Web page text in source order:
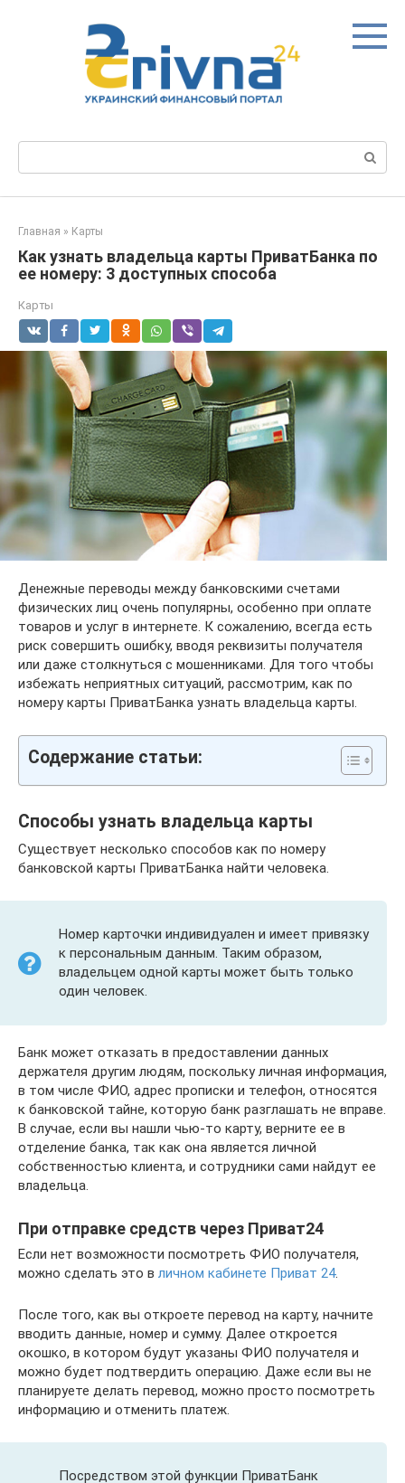
Поиск:
Главная » Карты
Как узнать владельца карты ПриватБанка по
ее номеру: 3 доступных способа
Карты
Денежные переводы между банковскими счетами
физических лиц очень популярны, особенно при оплате
товаров и услуг в интернете. К сожалению, всегда есть
риск совершить ошибку, вводя реквизиты получателя
или даже столкнуться с мошенниками. Для того чтобы
избежать неприятных ситуаций, рассмотрим, как по
номеру карты ПриватБанка узнать владельца карты.
Содержание статьи:
Способы узнать владельца карты
Существует несколько способов как по номеру
банковской карты ПриватБанка найти человека.
Номер карточки индивидуален и имеет привязку
к персональным данным. Таким образом,
владельцем одной карты может быть только
один человек.
Банк может отказать в предоставлении данных
держателя другим людям, поскольку личная информация,
в том числе ФИО, адрес прописки и телефон, относятся
к банковской тайне, которую банк разглашать не вправе.
В случае, если вы нашли чью-то карту, верните ее в
отделение банка, так как она является личной
собственностью клиента, и сотрудники сами найдут ее
владельца.
При отправке средств через Приват24
Если нет возможности посмотреть ФИО получателя,
можно сделать это в личном кабинете Приват 24.
После того, как вы откроете перевод на карту, начните
вводить данные, номер и сумму. Далее откроется
окошко, в котором будут указаны ФИО получателя и
можно будет подтвердить операцию. Даже если вы не
планируете делать перевод, можно просто посмотреть
информацию и отменить платеж.
Посредством этой функции ПриватБанк